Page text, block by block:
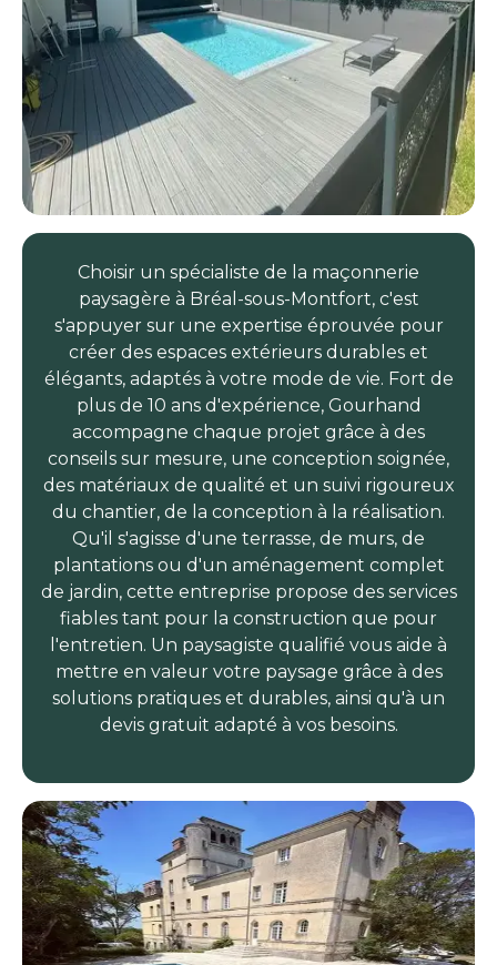
Choisir un spécialiste de la maçonnerie
paysagère à Bréal-sous-Montfort, c'est
s'appuyer sur une expertise éprouvée pour
créer des espaces extérieurs durables et
élégants, adaptés à votre mode de vie. Fort de
plus de 10 ans d'expérience, Gourhand
accompagne chaque projet grâce à des
conseils sur mesure, une conception soignée,
des matériaux de qualité et un suivi rigoureux
du chantier, de la conception à la réalisation.
Qu'il s'agisse d'une terrasse, de murs, de
plantations ou d'un aménagement complet
de jardin, cette entreprise propose des services
fiables tant pour la construction que pour
l'entretien. Un paysagiste qualifié vous aide à
mettre en valeur votre paysage grâce à des
solutions pratiques et durables, ainsi qu'à un
devis gratuit adapté à vos besoins.